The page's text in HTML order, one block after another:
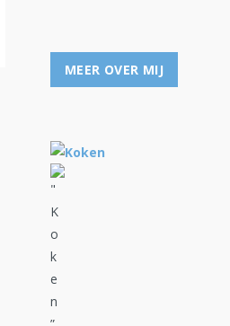
MEER OVER MIJ